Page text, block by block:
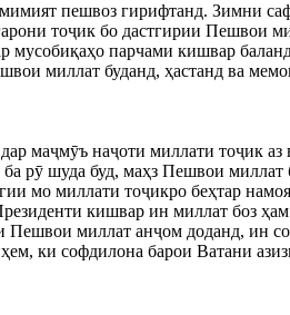
пешвоз гирифтанд. Зимни
тоҷик бо дастгирии Пешвои
парчами кишвар
миллат буданд, ҳастанд ва
маҷмӯъ наҷоти миллати тоҷик аз
рӯ шуда буд, маҳз Пешвои миллат
мо миллати тоҷикро беҳтар
кишвар ин миллат боз
Пешвои миллат анҷом доданд, ин
ки софдилона барои Ватани